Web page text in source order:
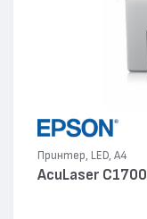
Принтер, LED, А4
AcuLaser C1700